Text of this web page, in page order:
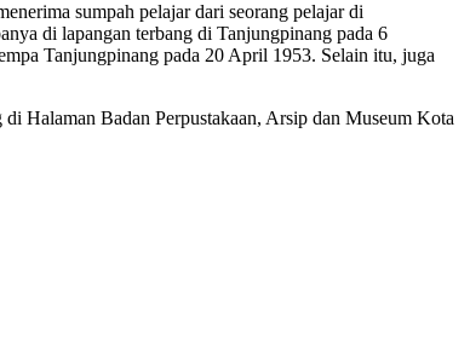
sumpah pelajar dari seorang pelajar di
di lapangan terbang di Tanjungpinang pada 6
Tanjungpinang pada 20 April 1953. Selain itu, juga
Halaman Badan Perpustakaan, Arsip dan Museum Kota